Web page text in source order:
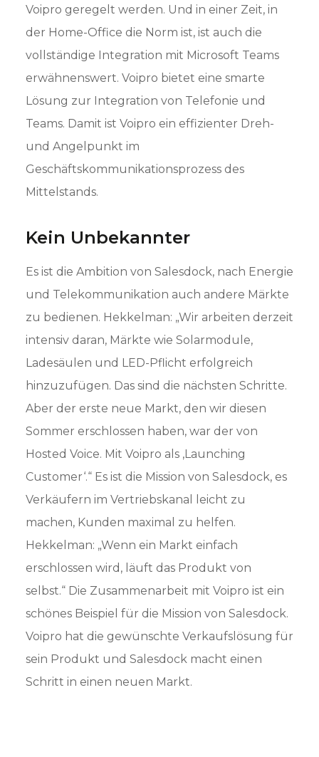
Voipro geregelt werden. Und in einer Zeit, in
der Home-Office die Norm ist, ist auch die
vollständige Integration mit Microsoft Teams
erwähnenswert. Voipro bietet eine smarte
Lösung zur Integration von Telefonie und
Teams. Damit ist Voipro ein effizienter Dreh-
und Angelpunkt im
Geschäftskommunikationsprozess des
Mittelstands.
Kein Unbekannter
Es ist die Ambition von Salesdock, nach Energie
und Telekommunikation auch andere Märkte
zu bedienen. Hekkelman: „Wir arbeiten derzeit
intensiv daran, Märkte wie Solarmodule,
Ladesäulen und LED-Pflicht erfolgreich
hinzuzufügen. Das sind die nächsten Schritte.
Aber der erste neue Markt, den wir diesen
Sommer erschlossen haben, war der von
Hosted Voice. Mit Voipro als ‚Launching
Customer‘.“ Es ist die Mission von Salesdock, es
Verkäufern im Vertriebskanal leicht zu
machen, Kunden maximal zu helfen.
Hekkelman: „Wenn ein Markt einfach
erschlossen wird, läuft das Produkt von
selbst.“ Die Zusammenarbeit mit Voipro ist ein
schönes Beispiel für die Mission von Salesdock.
Voipro hat die gewünschte Verkaufslösung für
sein Produkt und Salesdock macht einen
Schritt in einen neuen Markt.